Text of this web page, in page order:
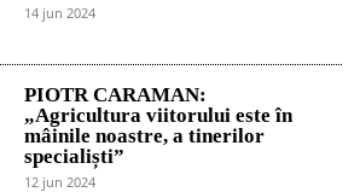
14 jun 2024
PIOTR CARAMAN:
„Agricultura viitorului este în
mâinile noastre, a tinerilor
specialiști”
12 jun 2024